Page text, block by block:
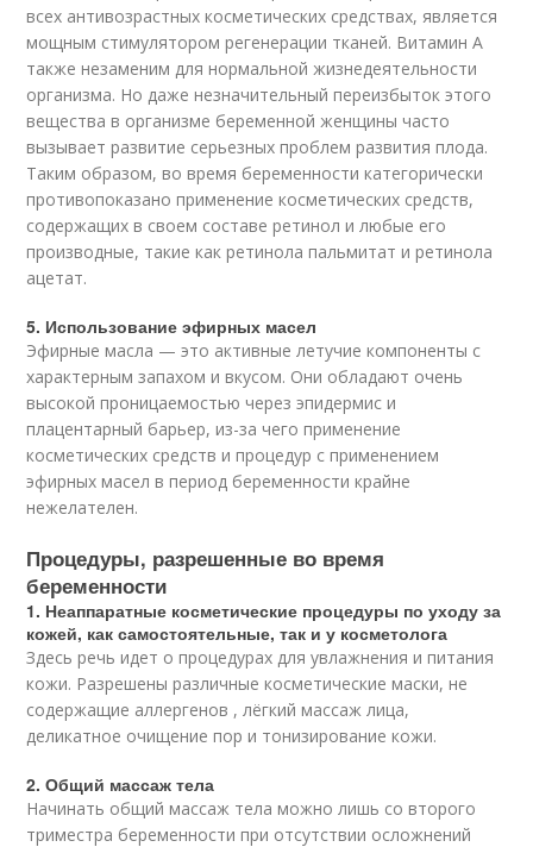
всех антивозрастных косметических средствах, является
мощным стимулятором регенерации тканей. Витамин А
также незаменим для нормальной жизнедеятельности
организма. Но даже незначительный переизбыток этого
вещества в организме беременной женщины часто
вызывает развитие серьезных проблем развития плода.
Таким образом, во время беременности категорически
противопоказано применение косметических средств,
содержащих в своем составе ретинол и любые его
производные, такие как ретинола пальмитат и ретинола
ацетат.
5. Использование эфирных масел
Эфирные масла — это активные летучие компоненты с
характерным запахом и вкусом. Они обладают очень
высокой проницаемостью через эпидермис и
плацентарный барьер, из-за чего применение
косметических средств и процедур с применением
эфирных масел в период беременности крайне
нежелателен.
Процедуры, разрешенные во время
беременности
1. Неаппаратные косметические процедуры по уходу за
кожей, как самостоятельные, так и у косметолога
Здесь речь идет о процедурах для увлажнения и питания
кожи. Разрешены различные косметические маски, не
содержащие аллергенов , лёгкий массаж лица,
деликатное очищение пор и тонизирование кожи.
2. Общий массаж тела
Начинать общий массаж тела можно лишь со второго
триместра беременности при отсутствии осложнений